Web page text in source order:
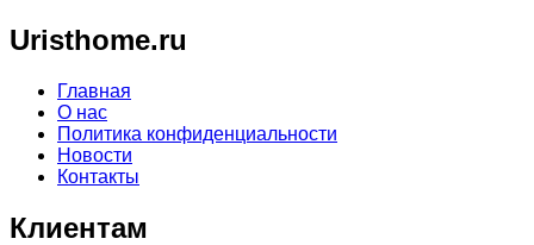
Uristhome.ru
Главная
О нас
Политика конфиденциальности
Новости
Контакты
Клиентам